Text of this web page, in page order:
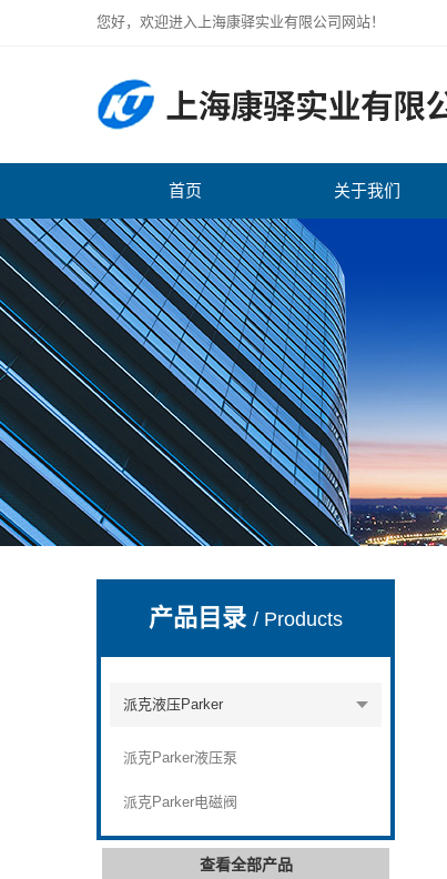
您好，欢迎进入上海康驿实业有限公司网站！
上海康驿实业有限公司
首页 关于我们
产品目录/ Products
派克液压Parker
派克Parker液压泵
派克Parker电磁阀
查看全部产品